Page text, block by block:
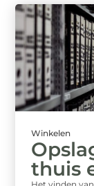
Winkelen
thuis